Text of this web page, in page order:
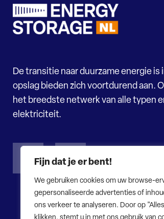
Fijn dat je er bent!
We gebruiken cookies om uw browse-
gepersonaliseerde advertenties of
ons verkeer te analyseren. Door op
De transitie naar duurzame energie
opslag bieden zich voortdurend aan.
het breedste netwerk van alle typen
elektriciteit.